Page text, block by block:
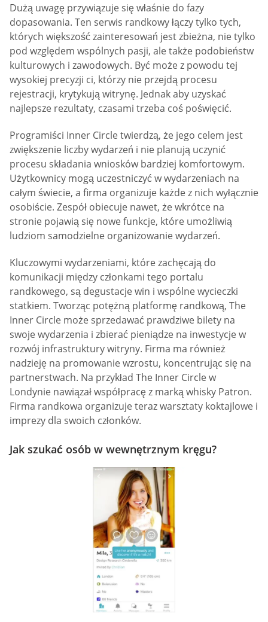
Dużą uwagę przywiązuje się właśnie do fazy
dopasowania. Ten serwis randkowy łączy tylko tych,
których większość zainteresowań jest zbieżna, nie tylko
pod względem wspólnych pasji, ale także podobieństw
kulturowych i zawodowych. Być może z powodu tej
wysokiej precyzji ci, którzy nie przejdą procesu
rejestracji, krytykują witrynę. Jednak aby uzyskać
najlepsze rezultaty, czasami trzeba coś poświęcić.
Programiści Inner Circle twierdzą, że jego celem jest
zwiększenie liczby wydarzeń i nie planują uczynić
procesu składania wniosków bardziej komfortowym.
Użytkownicy mogą uczestniczyć w wydarzeniach na
całym świecie, a firma organizuje każde z nich wyłącznie
osobiście. Zespół obiecuje nawet, że wkrótce na
stronie pojawią się nowe funkcje, które umożliwią
ludziom samodzielne organizowanie wydarzeń.
Kluczowymi wydarzeniami, które zachęcają do
komunikacji między członkami tego portalu
randkowego, są degustacje win i wspólne wycieczki
statkiem. Tworząc potężną platformę randkową, The
Inner Circle może sprzedawać prawdziwe bilety na
swoje wydarzenia i zbierać pieniądze na inwestycje w
rozwój infrastruktury witryny. Firma ma również
nadzieję na promowanie wzrostu, koncentrując się na
partnerstwach. Na przykład The Inner Circle w
Londynie nawiązał współpracę z marką whisky Patron.
Firma randkowa organizuje teraz warsztaty koktajlowe i
imprezy dla swoich członków.
Jak szukać osób w wewnętrznym kręgu?